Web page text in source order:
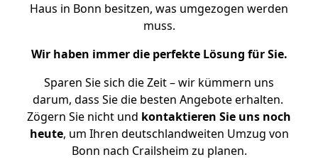
Haus in Bonn besitzen, was umgezogen werden
muss.
Wir haben immer die perfekte Lösung für Sie.
Sparen Sie sich die Zeit – wir kümmern uns
darum, dass Sie die besten Angebote erhalten.
Zögern Sie nicht und kontaktieren Sie uns noch
heute, um Ihren deutschlandweiten Umzug von
Bonn nach Crailsheim zu planen.